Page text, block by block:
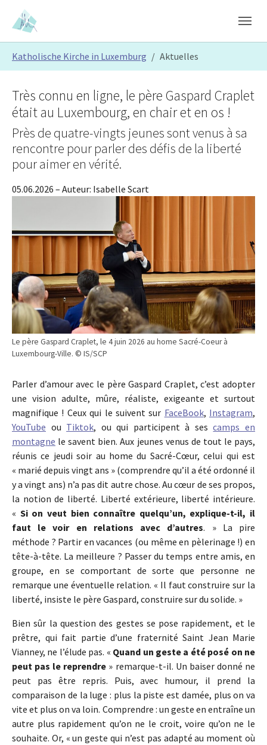
Skip to main content
Skip to page footer
Katholische Kirche in Luxemburg Aktuelles
Le père Gaspard Craplet, le 4 juin 2026 au home Sacré-Coeur à
Luxembourg-Ville. © IS/SCP
Très connu en ligne, le père Gaspard Craplet
était au Luxembourg, en chair et en os !
Près de quatre-vingts jeunes sont venus à sa
rencontre pour parler des défis de la liberté
pour aimer en vérité.
05.06.2026 – Auteur: Isabelle Scart
Parler d’amour avec le père Gaspard Craplet, c’est adopter
une vision adulte, mûre, réaliste, exigeante et surtout
magnifique ! Ceux qui le suivent sur FaceBook, Instagram,
YouTube ou Tiktok, ou qui participent à sescamps en
montagne le savent bien. Aux jeunes venus de tout le pays,
réunis ce jeudi soir au home du Sacré-Cœur, celui qui est
« marié depuis vingt ans » (comprendre qu’il a été ordonné il
y a vingt ans) n’a pas dit autre chose. Au cœur de ses propos,
la notion de liberté. Liberté extérieure, liberté intérieure.
« Si on veut bien connaître quelqu’un, explique-t-il, il
faut le voir en relations avec d’autres. » La pire
méthode ? Partir en vacances (ou même en pèlerinage !) en
tête-à-tête. La meilleure ? Passer du temps entre amis, en
groupe, en se comportant de sorte que personne ne
remarque une éventuelle relation. « Il faut construire sur la
liberté, insiste le père Gaspard, construire sur du solide. »
Bien sûr la question des gestes se pose rapidement, et le
prêtre, qui fait partie d’une fraternité Saint Jean Marie
Vianney, ne l’élude pas. « Quand un geste a été posé on ne
peut pas le reprendre » remarque-t-il. Un baiser donné ne
peut pas être repris. Puis, avec humour, il prend la
comparaison de la luge : plus la piste est damée, plus on va
vite et plus on va loin. Comprendre : un geste en entraîne un
autre plus rapidement qu’on ne le croit, voire qu’on ne le
souhaite. Or, « un geste qui n’est pas adapté au moment où